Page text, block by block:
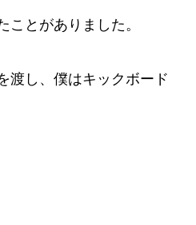
ことがありました。
渡し、僕はキックボード